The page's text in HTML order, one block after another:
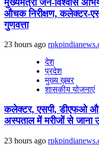
औचक निरीक्षण, कलेक्टर-
गुणवत्ता
23 hours ago
देश
प्रदेश
मुख्य ख़बर
शासकीय योजनाएं
कलेक्टर, एसपी, डीएफओ
अस्पताल में मरीजों से जाना
23 hours ago